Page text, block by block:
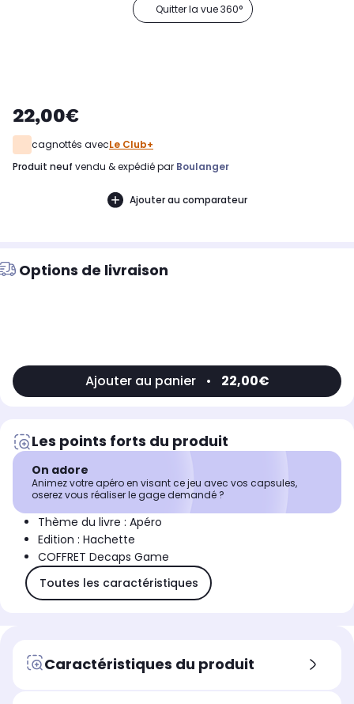
Quitter la vue 360°
22,00€
cagnottés avecLe Club+
produit neuf vendu & expédié par Boulanger
Ajouter au comparateur
Options de livraison
Ajouter au panier • 22,00€
Les points forts du produit
On adore
Animez votre apéro en visant ce jeu avec vos capsules,
oserez vous réaliser le gage demandé ?
Thème du livre : Apéro
Edition : Hachette
COFFRET Decaps Game
Toutes les caractéristiques
Caractéristiques du produit